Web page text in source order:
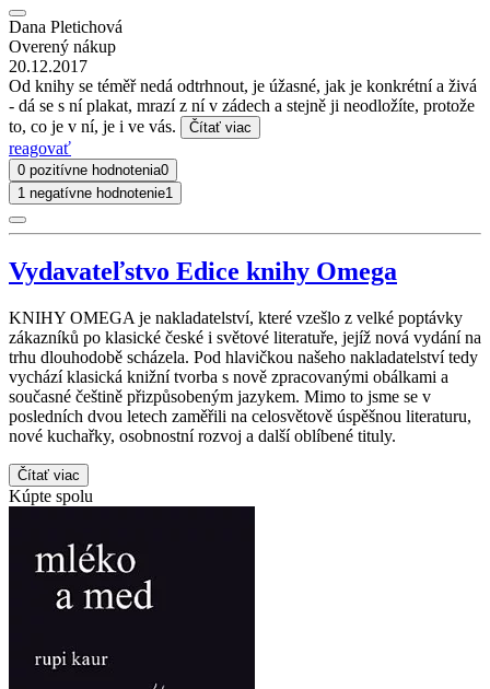
Dana Pletichová
Overený nákup
20.12.2017
Od knihy se téměř nedá odtrhnout, je úžasné, jak je konkrétní a živá
- dá se s ní plakat, mrazí z ní v zádech a stejně ji neodložíte, protože
to, co je v ní, je i ve vás.
Čítať viac
reagovať
0 pozitívne hodnotenia0
1 negatívne hodnotenie1
Vydavateľstvo Edice knihy Omega
KNIHY OMEGA je nakladatelství, které vzešlo z velké poptávky
zákazníků po klasické české i světové literatuře, jejíž nová vydání na
trhu dlouhodobě scházela. Pod hlavičkou našeho nakladatelství tedy
vychází klasická knižní tvorba s nově zpracovanými obálkami a
současné češtině přizpůsobeným jazykem. Mimo to jsme se v
posledních dvou letech zaměřili na celosvětově úspěšnou literaturu,
nové kuchařky, osobnostní rozvoj a další oblíbené tituly.
Čítať viac
Kúpte spolu